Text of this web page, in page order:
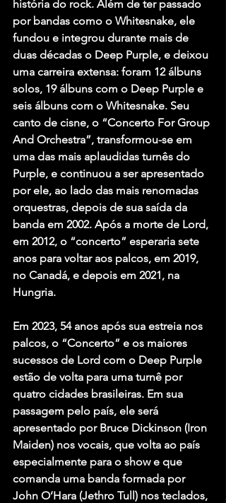
história do rock. Além de ter passado
por bandas como o Whitesnake, ele
fundou e integrou durante mais de
duas décadas o Deep Purple, e deixou
uma carreira extensa: foram 12 álbuns
solos, 19 álbuns com o Deep Purple e
seis álbuns com o Whitesnake. Seu
canto de cisne, o “Concerto For Group
And Orchestra”, transformou-se em
uma das mais aplaudidas turnês do
Purple, e continuou a ser apresentado
por ele, ao lado das mais renomadas
orquestras, depois de sua saída da
banda em 2002. Após a morte de Lord,
em 2012, o “concerto” esperaria sete
anos para voltar aos palcos, em 2019,
no Canadá, e depois em 2021, na
Hungria.
Em 2023, 54 anos após sua estreia nos
palcos, o “Concerto” e os maiores
sucessos de Lord com o Deep Purple
estão de volta para uma turnê por
quatro cidades brasileiras. Em sua
passagem pelo país, ele será
apresentado por Bruce Dickinson (Iron
Maiden) nos vocais, que volta ao país
especialmente para o show e que
comanda uma banda formada por
John O’Hara (Jethro Tull) nos teclados,